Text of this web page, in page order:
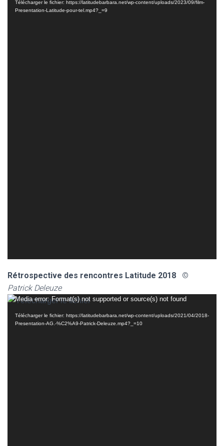
Télécharger le fichier: https://latitudebarbara.net/wp-content/uploads/2023/09/film-
Presentation-Latitude-pour-tel.mp4?_=9
Rétrospective des rencontres Latitude 2018 ©
Patrick Deleuze
Lecteur
vidéo
Media error: Format(s) not supported or source(s) not found
Télécharger le fichier: https://latitudebarbara.net/wp-content/uploads/2021/04/2018-
Presentation-AG.-%C2%A9-Patrick-Deleuze.mp4?_=10